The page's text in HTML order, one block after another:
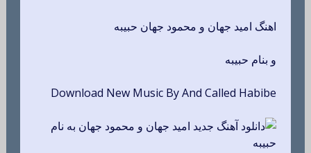
اهنگ امید جهان و محمود جهان حبیبه
و بنام حبیبه
Download New Music By And Called Habibe